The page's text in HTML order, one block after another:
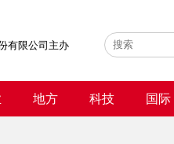
有限公司主办
地方 科技 国际